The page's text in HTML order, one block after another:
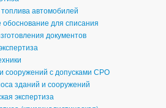
автомобилей
обоснование для списания
документов
сооружений с допусками СРО
зданий и сооружений
экспертиза